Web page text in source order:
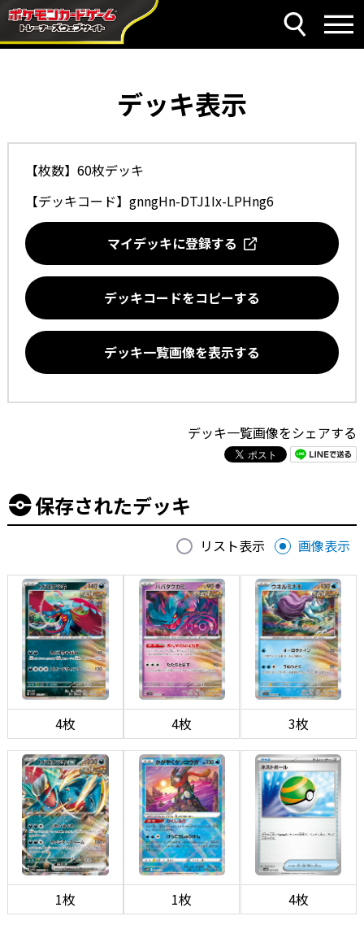
デッキ表示
【枚数】60枚デッキ
【デッキコード】 gnngHn-DTJ1Ix-LPHng6
マイデッキに登録する
デッキコードをコピーする
デッキ一覧画像を表示する
デッキ一覧画像をシェアする
保存されたデッキ
リスト表示 画像表示
4枚 4枚 3枚
1枚 1枚 4枚